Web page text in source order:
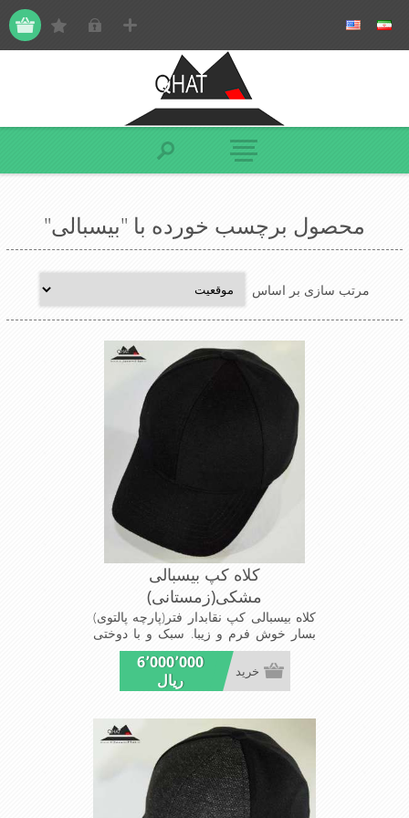
محصول برچسب خورده با "بیسبالی"
مرتب سازی بر اساس
کلاه کپ بیسبالی
مشکی(زمستانی)
کلاه بیسبالی کپ نقابدار فتر(پارچه پالتوی)
بسار خوش فرم و زیبا. سبک و با دوختی
مقاوم جنس پارچه این کلاه برخلاف کلاه
چینی باابرضخیم نشده بلکه این ضخامت
خودپارچه است مخصوص فصول پاییز و
6٬000٬000
ریال
خرید